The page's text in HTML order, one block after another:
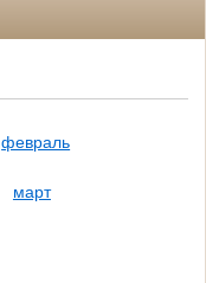
февраль
март